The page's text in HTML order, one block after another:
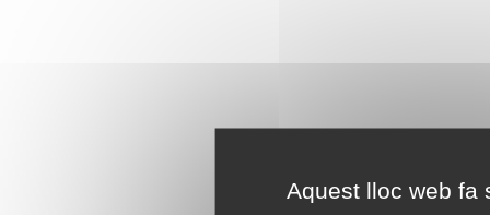
Aquest lloc web fa